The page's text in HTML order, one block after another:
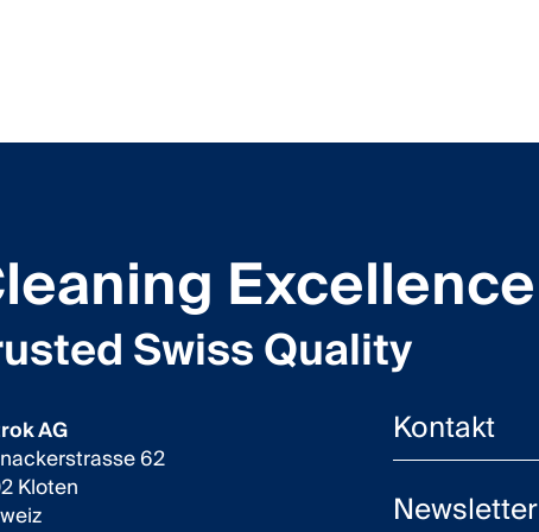
Excellence
Swiss Quality
AG
62
Kloten
Kontakt
Newsletter